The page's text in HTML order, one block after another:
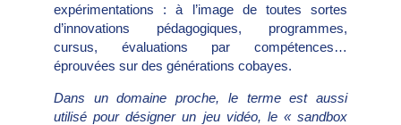
expérimentations : à l’image de toutes sortes
d’innovations pédagogiques, programmes,
cursus, évaluations par compétences…
éprouvées sur des générations cobayes.
Dans un domaine proche, le terme est aussi
utilisé pour désigner un jeu vidéo, le « sandbox